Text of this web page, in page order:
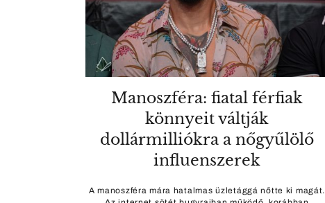
Manoszféra: fiatal férfiak
könnyeit váltják
dollármilliókra a nőgyűlölő
influenszerek
A manoszféra mára hatalmas üzletággá nőtte ki magát.